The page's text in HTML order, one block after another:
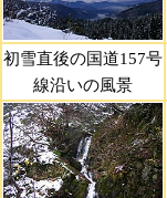
初雪直後の国道157号
線沿いの風景